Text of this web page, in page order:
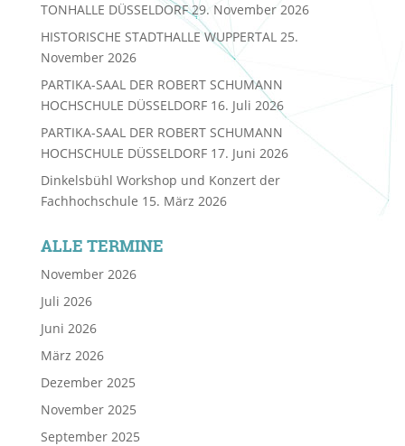
TONHALLE DÜSSELDORF 29. November 2026
HISTORISCHE STADTHALLE WUPPERTAL 25.
November 2026
PARTIKA-SAAL DER ROBERT SCHUMANN
HOCHSCHULE DÜSSELDORF 16. Juli 2026
PARTIKA-SAAL DER ROBERT SCHUMANN
HOCHSCHULE DÜSSELDORF 17. Juni 2026
Dinkelsbühl Workshop und Konzert der
Fachhochschule 15. März 2026
ALLE TERMINE
November 2026
Juli 2026
Juni 2026
März 2026
Dezember 2025
November 2025
September 2025